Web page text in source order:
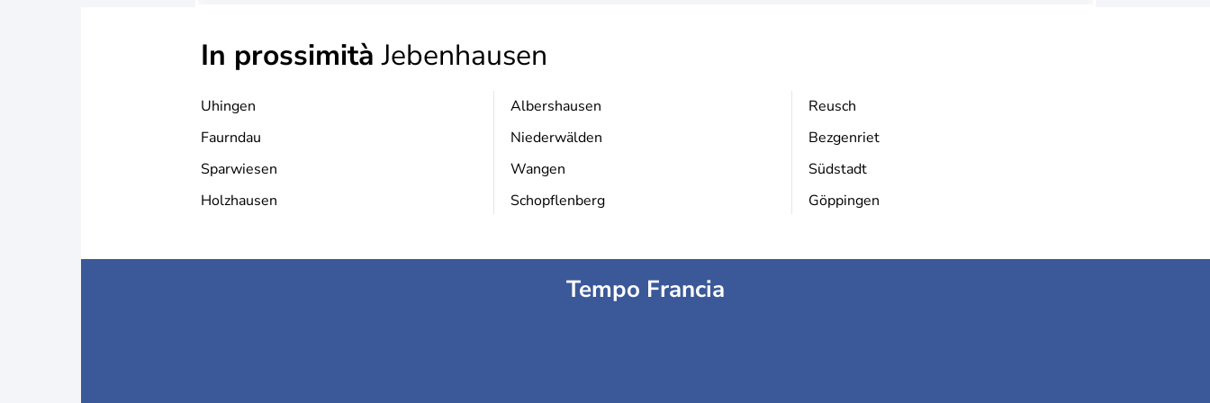
In prossimità Jebenhausen
Uhingen
Faurndau
Sparwiesen
Holzhausen
Albershausen
Niederwälden
Wangen
Schopflenberg
Reusch
Bezgenriet
Südstadt
Göppingen
Tempo Francia